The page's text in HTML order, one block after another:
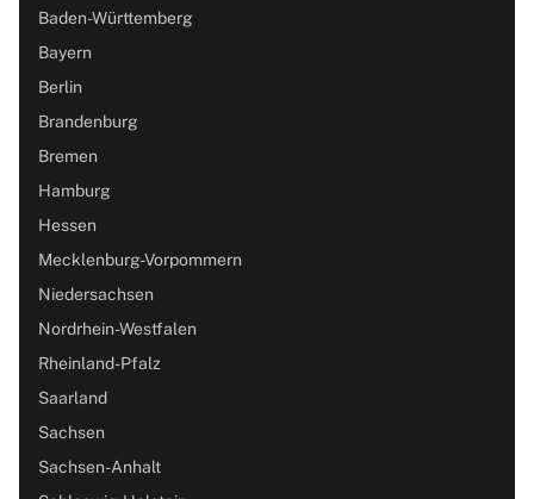
Baden-Württemberg
Bayern
Berlin
Brandenburg
Bremen
Hamburg
Hessen
Mecklenburg-Vorpommern
Niedersachsen
Nordrhein-Westfalen
Rheinland-Pfalz
Saarland
Sachsen
Sachsen-Anhalt